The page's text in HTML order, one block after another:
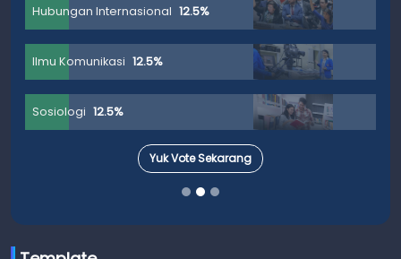
Hubungan Internasional 12.5%
Ilmu Komunikasi 12.5%
Sosiologi 12.5%
Yuk Vote Sekarang